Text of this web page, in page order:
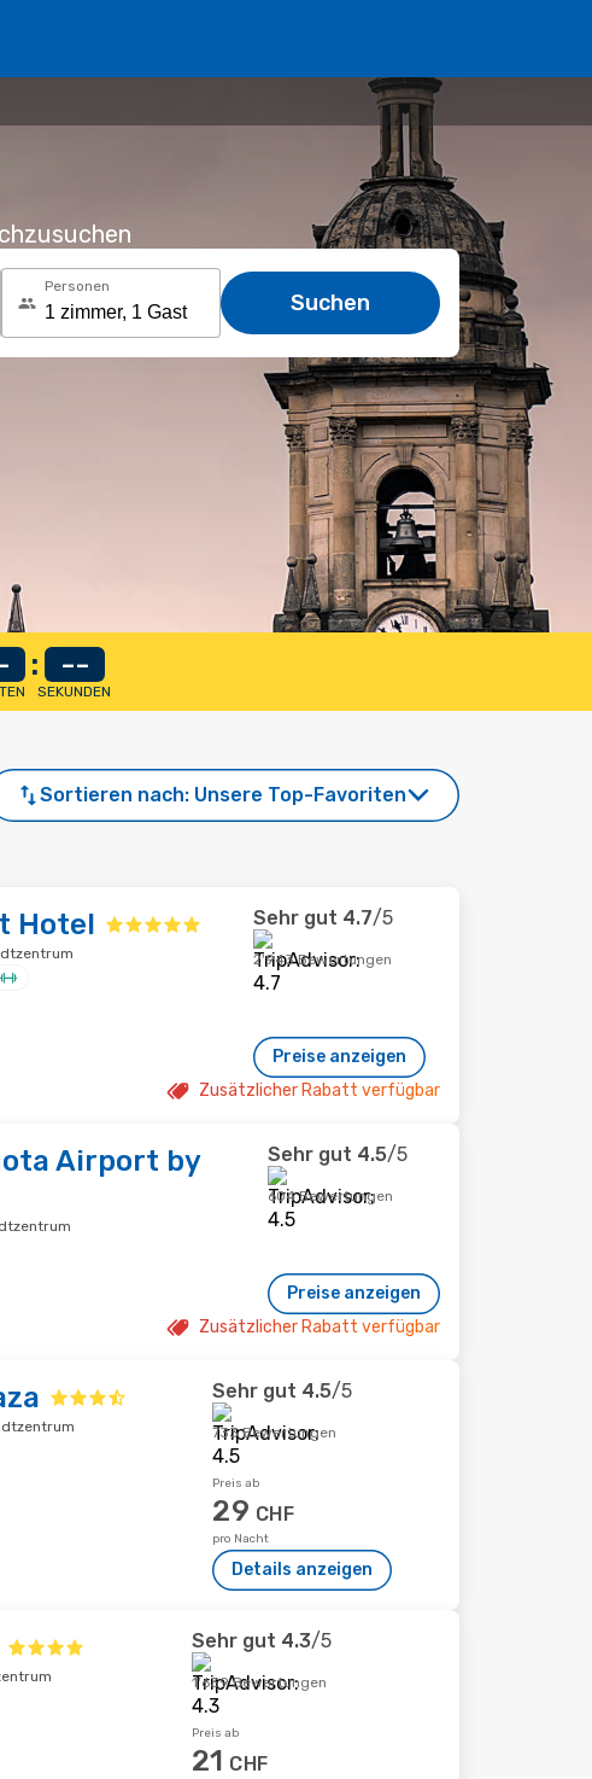
Personen
Suchen
: --
SEKUNDEN
Sortieren nach: Unsere Top-Favoriten
Hotel Sehr gut 4.7/5
2'943 Bewertungen
Preise anzeigen
Zusätzlicher Rabatt verfügbar
Airport by
Sehr gut 4.5/5
604 Bewertungen
Preise anzeigen
Zusätzlicher Rabatt verfügbar
Sehr gut 4.5/5
733 Bewertungen
Preis ab
29 CHF
pro Nacht
Details anzeigen
Sehr gut 4.3/5
1'639 Bewertungen
Preis ab
21 CHF